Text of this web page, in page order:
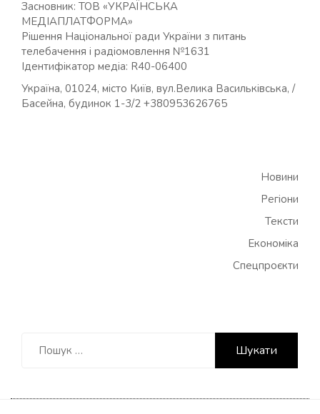
Засновник: ТОВ «УКРАЇНСЬКА
МЕДІАПЛАТФОРМА»
Рішення Національної ради України з питань
телебачення і радіомовлення №1631
Ідентифікатор медіа: R40-06400
Україна, 01024, місто Київ, вул.Велика Васильківська, /
Басейна, будинок 1-3/2 +380953626765
Новини
Регіони
Тексти
Економіка
Спецпроєкти